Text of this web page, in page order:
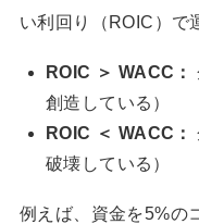
い利回り（ROIC）で
ROIC ＞ WACC：
創造している）
ROIC ＜ WACC：
破壊している）
例えば、資金を5%の